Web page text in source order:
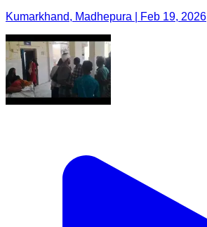
Kumarkhand, Madhepura | Feb 19, 2026